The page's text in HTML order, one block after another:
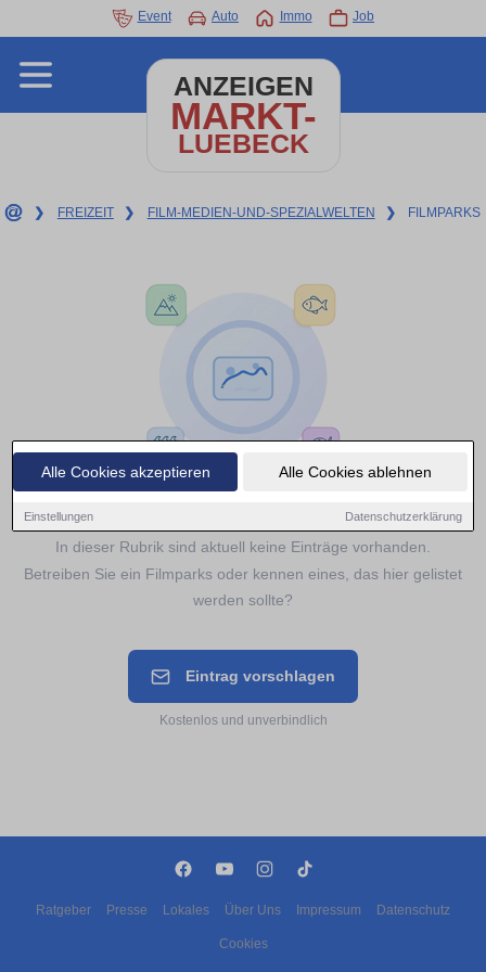
Alle Cookies akzeptieren Alle Cookies ablehnen
Einstellungen Datenschutzerklärung
Event Auto Immo Job
ANZEIGEN
MARKT-
LUEBECK
❯ FREIZEIT ❯ FILM-MEDIEN-UND-SPEZIALWELTEN ❯ FILMPARKS
In dieser Rubrik sind aktuell keine Einträge vorhanden.
Betreiben Sie ein Filmparks oder kennen eines, das hier gelistet
werden sollte?
Eintrag vorschlagen
Kostenlos und unverbindlich
Ratgeber Presse Lokales Über Uns Impressum Datenschutz
Cookies